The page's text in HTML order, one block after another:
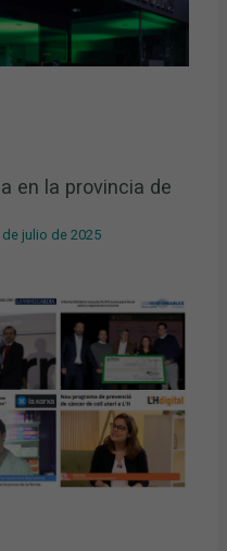
en la provincia de
de julio de 2025